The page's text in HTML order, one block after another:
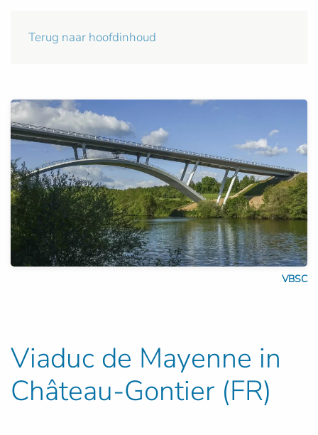
Terug naar hoofdinhoud
VBSC
Viaduc de Mayenne in
Château-Gontier (FR)